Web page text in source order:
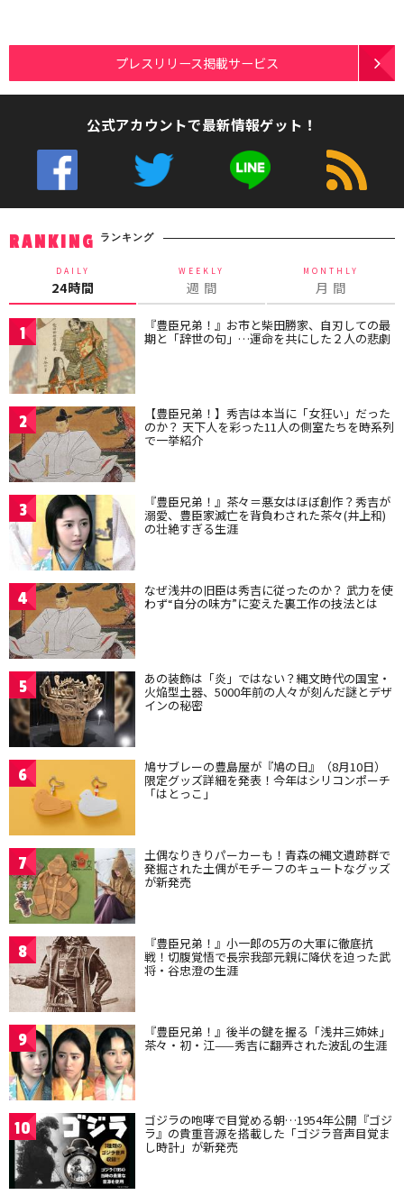
プレスリリース掲載サービス
公式アカウントで最新情報ゲット！
RANKING ランキング
DAILY
24時間
WEEKLY
週 間
MONTHLY
月 間
1 『豊臣兄弟！』お市と柴田勝家、自刃しての最
期と「辞世の句」…運命を共にした２人の悲劇
2 【豊臣兄弟！】秀吉は本当に「女狂い」だった
のか？ 天下人を彩った11人の側室たちを時系列
で一挙紹介
3 『豊臣兄弟！』茶々＝悪女はほぼ創作？秀吉が
溺愛、豊臣家滅亡を背負わされた茶々(井上和)
の壮絶すぎる生涯
4 なぜ浅井の旧臣は秀吉に従ったのか？ 武力を使
わず“自分の味方”に変えた裏工作の技法とは
5 あの装飾は「炎」ではない？縄文時代の国宝・
火焔型土器、5000年前の人々が刻んだ謎とデザ
インの秘密
6 鳩サブレーの豊島屋が『鳩の日』（8月10日）
限定グッズ詳細を発表！今年はシリコンポーチ
「はとっこ」
7 土偶なりきりパーカーも！青森の縄文遺跡群で
発掘された土偶がモチーフのキュートなグッズ
が新発売
8 『豊臣兄弟！』小一郎の5万の大軍に徹底抗
戦！切腹覚悟で長宗我部元親に降伏を迫った武
将・谷忠澄の生涯
9 『豊臣兄弟！』後半の鍵を握る「浅井三姉妹」
茶々・初・江——秀吉に翻弄された波乱の生涯
10 ゴジラの咆哮で目覚める朝…1954年公開『ゴジ
ラ』の貴重音源を搭載した「ゴジラ音声目覚ま
し時計」が新発売